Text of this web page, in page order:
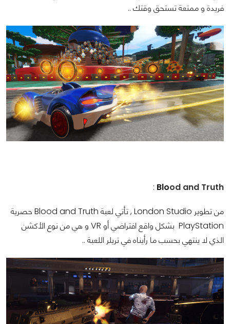
فريدة و ممتعة تستحق وقتك ..
Blood and Truth
:
من تطوير London Studio , تأتي لعبة Blood and Truth حصرية
PlayStation بشكل واقع افتراضي أو VR و هي من نوع الأكشن
الذي لا ينتهي بحسب ما رأيناه في تريلر اللعبة ..